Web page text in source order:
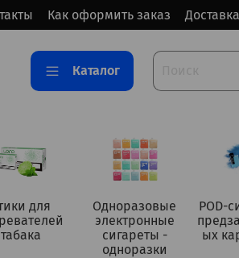
Как оформить заказ
Каталог
для
табака
Одноразовые
электронные
сигареты -
одноразки
POD-
ых